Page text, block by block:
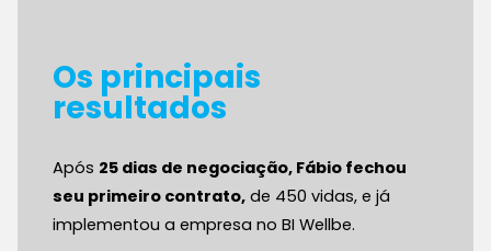
Os principais
resultados
Após 25 dias de negociação, Fábio fechou
seu primeiro contrato, de 450 vidas, e já
implementou a empresa no BI Wellbe.